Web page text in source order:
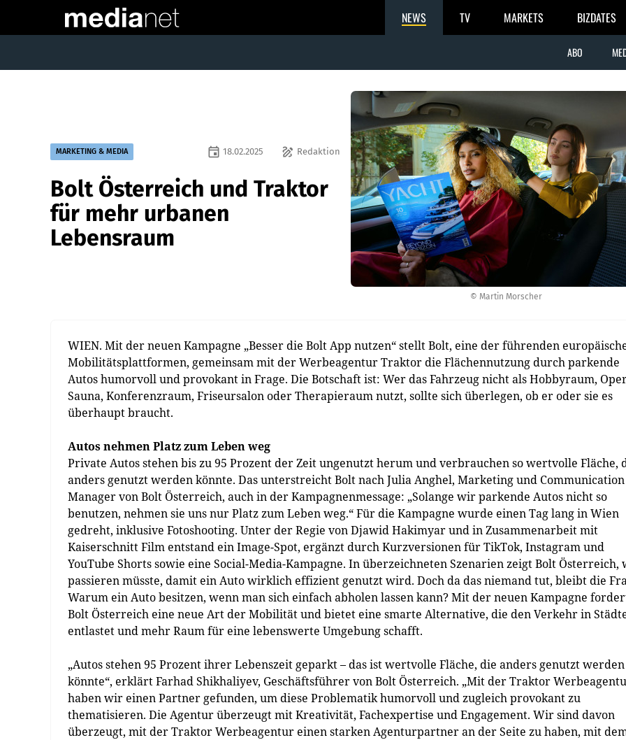
NEWS TV MARKETS BIZDATES
ABO
© Martin Morscher
MARKETING & MEDIA draw Redaktion
event 18.02.2025
Bolt Österreich und Traktor
für mehr urbanen
Lebensraum
WIEN. Mit der neuen Kampagne „Besser die Bolt App nutzen“ stellt Bolt, eine der führenden
Mobilitätsplattformen, gemeinsam mit der Werbeagentur Traktor die Flächennutzung durch parkende
Autos humorvoll und provokant in Frage. Die Botschaft ist: Wer das Fahrzeug nicht als Hobbyraum,
Sauna, Konferenzraum, Friseursalon oder Therapieraum nutzt, sollte sich überlegen, ob er oder sie es
überhaupt braucht.
Autos nehmen Platz zum Leben weg
Private Autos stehen bis zu 95 Prozent der Zeit ungenutzt herum und verbrauchen so wertvolle Fläche,
anders genutzt werden könnte. Das unterstreicht Bolt nach Julia Anghel, Marketing und Communication
Manager von Bolt Österreich, auch in der Kampagnenmessage: „Solange wir parkende Autos nicht so
benutzen, nehmen sie uns nur Platz zum Leben weg.“ Für die Kampagne wurde einen Tag lang in Wien
gedreht, inklusive Fotoshooting. Unter der Regie von Djawid Hakimyar und in Zusammenarbeit mit
Kaiserschnitt Film entstand ein Image-Spot, ergänzt durch Kurzversionen für TikTok, Instagram und
YouTube Shorts sowie eine Social-Media-Kampagne. In überzeichneten Szenarien zeigt Bolt Österreich,
passieren müsste, damit ein Auto wirklich effizient genutzt wird. Doch da das niemand tut, bleibt die
Warum ein Auto besitzen, wenn man sich einfach abholen lassen kann? Mit der neuen Kampagne
Bolt Österreich eine neue Art der Mobilität und bietet eine smarte Alternative, die den Verkehr in
entlastet und mehr Raum für eine lebenswerte Umgebung schafft.
„Autos stehen 95 Prozent ihrer Lebenszeit geparkt – das ist wertvolle Fläche, die anders genutzt werden
könnte“, erklärt Farhad Shikhaliyev, Geschäftsführer von Bolt Österreich. „Mit der Traktor
haben wir einen Partner gefunden, um diese Problematik humorvoll und zugleich provokant zu
thematisieren. Die Agentur überzeugt mit Kreativität, Fachexpertise und Engagement. Wir sind davon
überzeugt, mit der Traktor Werbeagentur einen starken Agenturpartner an der Seite zu haben, mit